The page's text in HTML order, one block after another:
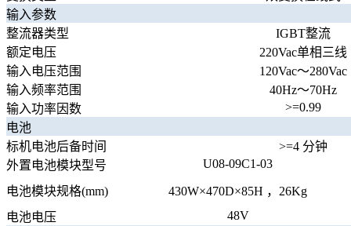
输入参数
整流器类型
IGBT整流
额定电压
220Vac单相三线
输入电压范围
120Vac～280Vac
输入频率范围
40Hz～70Hz
输入功率因数
>=0.99
电池
标机电池后备时间
>=4 分钟
外置电池模块型号
U08-09C1-03
电池模块规格(mm) 430W×470D×85H ， 26Kg
电池电压
48V